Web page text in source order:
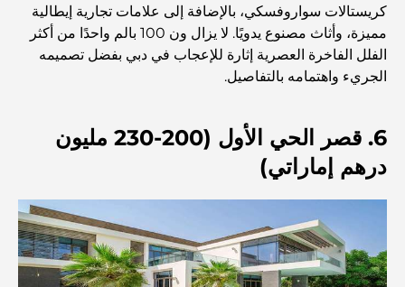
منصات التداول في الإمارات العربية المتحدة: دليل للمستثمرين
العصريين
نادي شاطئ العائلة في دبي: حيث يلتقي المرح بالاسترخاء
أفضل مدارس البكالوريا الدولية في دبي: دليل شامل لأولياء
الأمور
المخطط الرئيسي لتلال دبي: رؤية للحياة المجتمعية العصرية
مطعم دار أوبرا دبي: حيث يلتقي الطعام الفاخر بالثقافة
كريستالات سواروفسكي، بالإضافة إلى علامات تجارية إيطالية
مميزة، وأثاث مصنوع يدويًا. لا يزال ون 100 بالم واحدًا من أكثر
الفلل الفاخرة العصرية إثارة للإعجاب في دبي بفضل تصميمه
الجريء واهتمامه بالتفاصيل.
6. قصر الحي الأول (200-230 مليون
درهم إماراتي)